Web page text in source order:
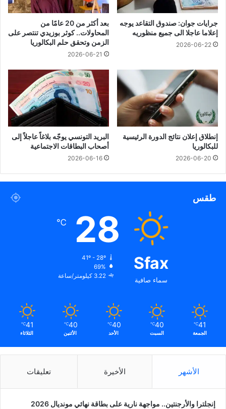
جرايات جوان: صندوق التقاعد يوجه
إعلاما عاجلا الى جميع منظوريه
2026-06-22
بعد أكثر من 20 عامًا من
المحاولات.. كوثر بوزيدي تنتصر على
الزمن وتحقق حلم البكالوريا
2026-06-21
إنطلاق إعلان نتائج الدورة الرئيسية
للبكالوريا
2026-06-20
البريد التونسي يوجّه بلاغاً عاجلاً إلى
أصحاب البطاقات الاجتماعية
2026-06-16
طقس
Sfax
سماء صافية
28
℃
41º - 28º
69%
3.22 كيلومتر/ساعة
41
℃
الجمعة
40
℃
السبت
40
℃
الأحد
40
℃
الأثنين
41
℃
الثلاثاء
الأشهر الأخيرة تعليقات
إنجلترا والأرجنتين.. مواجهة نارية على بطاقة نهائي مونديال 2026